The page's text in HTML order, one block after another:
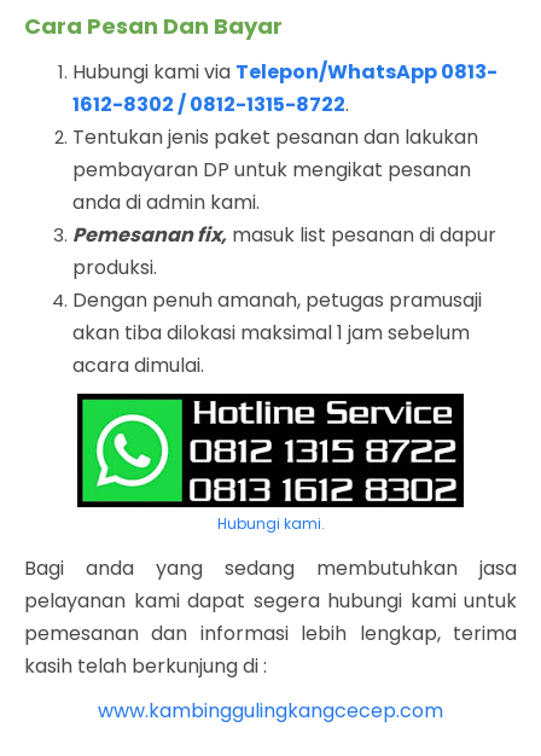
Cara Pesan Dan Bayar
Hubungi kami via Telepon/WhatsApp 0813-
1612-8302 / 0812-1315-8722.
Tentukan jenis paket pesanan dan lakukan
pembayaran DP untuk mengikat pesanan
anda di admin kami.
Pemesanan fix, masuk list pesanan di dapur
produksi.
Dengan penuh amanah, petugas pramusaji
akan tiba dilokasi maksimal 1 jam sebelum
acara dimulai.
Hubungi kami.
Bagi anda yang sedang membutuhkan jasa
pelayanan kami dapat segera hubungi kami untuk
pemesanan dan informasi lebih lengkap, terima
kasih telah berkunjung di :
www.kambinggulingkangcecep.com